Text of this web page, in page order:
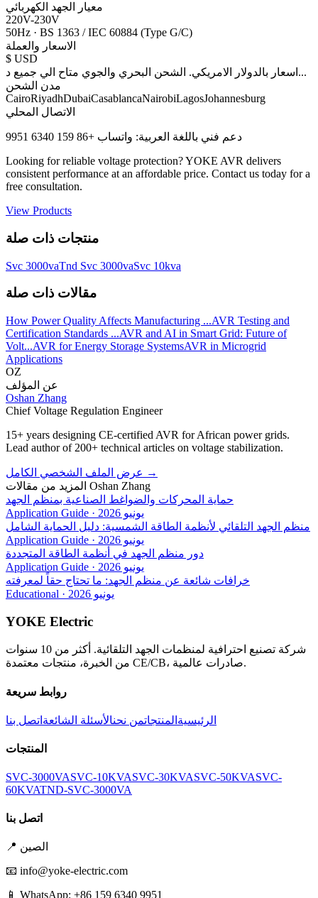
معيار الجهد الكهربائي
220V-230V
50Hz · BS 1363 / IEC 60884 (Type G/C)
الاسعار والعملة
$ USD
اسعار بالدولار الامريكي. الشحن البحري والجوي متاح الي جميع د ...
مدن الشحن
CairoRiyadhDubaiCasablancaNairobiLagosJohannesburg
الاتصال المحلي
دعم فني باللغة العربية: واتساب +86 159 6340 9951
Looking for reliable voltage protection? YOKE AVR delivers
consistent performance at an affordable price. Contact us today for a
free consultation.
View Products
منتجات ذات صلة
Svc 3000vaTnd Svc 3000vaSvc 10kva
مقالات ذات صلة
How Power Quality Affects Manufacturing ...AVR Testing and
Certification Standards ...AVR and AI in Smart Grid: Future of
Volt...AVR for Energy Storage SystemsAVR in Microgrid
Applications
OZ
عن المؤلف
Oshan Zhang
Chief Voltage Regulation Engineer
15+ years designing CE-certified AVR for African power grids.
Lead author of 200+ technical articles on voltage stabilization.
عرض الملف الشخصي الكامل →
المزيد من مقالات Oshan Zhang
حماية المحركات والضواغط الصناعية بمنظم الجهد
Application Guide ·
يونيو 2026
منظم الجهد التلقائي لأنظمة الطاقة الشمسية: دليل الحماية الشامل
Application Guide ·
يونيو 2026
دور منظم الجهد في أنظمة الطاقة المتجددة
Application Guide ·
يونيو 2026
خرافات شائعة عن منظم الجهد: ما تحتاج حقاً لمعرفته
Educational · يونيو 2026
YOKE Electric
شركة تصنيع احترافية لمنظمات الجهد التلقائية. أكثر من 10 سنوات
من الخبرة، منتجات معتمدة CE/CB، صادرات عالمية.
روابط سريعة
الرئيسية المنتجاتمن نحنالأسئلة الشائعة اتصل بنا
المنتجات
SVC-3000VASVC-10KVASVC-30KVASVC-50KVASVC-
60KVATND-SVC-3000VA
اتصل بنا
📍 الصين
📧 info@yoke-electric.com
📱 WhatsApp: +86 159 6340 9951